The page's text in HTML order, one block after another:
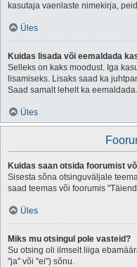
kasutaja vaenlaste nimekirja,
Üles
Kuidas lisada või eemaldada
Selleks on kaks moodust. Iga
lisamiseks. Lisaks saad ka
Saad samalt lehelt ka eemaldada.
Üles
Kuidas saan otsida foorumist
Sisesta sõna otsinguväljale
saad teemas või foorumis
Üles
Miks mu otsingul pole vasteid?
Su otsing oli ilmselt liiga
"ja" või "ei") sõnu.